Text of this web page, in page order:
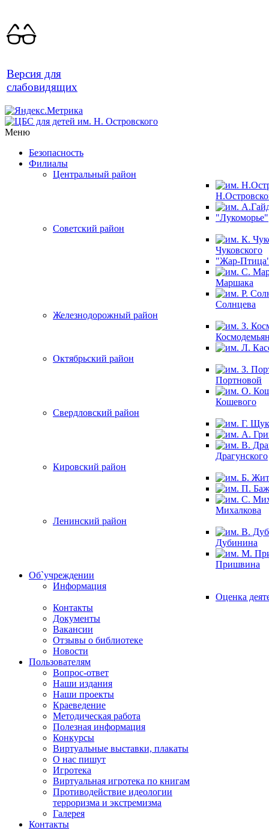
Версия для
слабовидящих
Меню
Безопасность
Филиалы
Центральный район
"Лукоморье"
Советский район
Чуковского
"Жар-
Маршака
Солнцева
Железнодорожный район
Октябрьский район
Портновой
Кошевого
Свердловский район
Драгунского
Кировский район
Михалкова
Ленинский район
Дубинина
Пришвина
Об`учреждении
Информация
Оценка
Контакты
Документы
Вакансии
Отзывы о библиотеке
Новости
Пользователям
Вопрос-ответ
Наши издания
Наши проекты
Краеведение
Методическая работа
Полезная информация
Конкурсы
Виртуальные выставки, плакаты
О нас пишут
Игротека
Виртуальная игротека по книгам
Противодействие идеологии
терроризма и экстремизма
Галерея
Контакты